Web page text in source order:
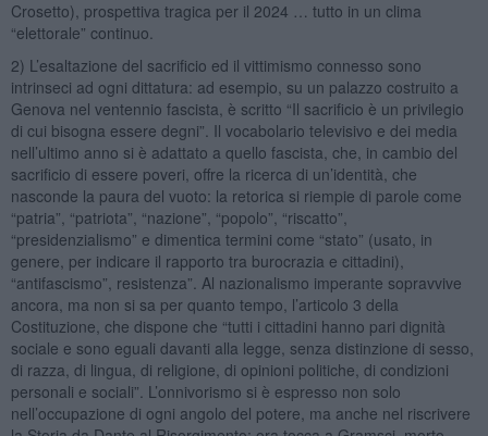
Crosetto), prospettiva tragica per il 2024 … tutto in un clima
“elettorale” continuo.
2) L’esaltazione del sacrificio ed il vittimismo connesso sono
intrinseci ad ogni dittatura: ad esempio, su un palazzo costruito a
Genova nel ventennio fascista, è scritto “Il sacrificio è un privilegio
di cui bisogna essere degni”. Il vocabolario televisivo e dei media
nell’ultimo anno si è adattato a quello fascista, che, in cambio del
sacrificio di essere poveri, offre la ricerca di un’identità, che
nasconde la paura del vuoto: la retorica si riempie di parole come
“patria”, “patriota”, “nazione”, “popolo”, “riscatto”,
“presidenzialismo” e dimentica termini come “stato” (usato, in
genere, per indicare il rapporto tra burocrazia e cittadini),
“antifascismo”, resistenza”. Al nazionalismo imperante sopravvive
ancora, ma non si sa per quanto tempo, l’articolo 3 della
Costituzione, che dispone che “tutti i cittadini hanno pari dignità
sociale e sono eguali davanti alla legge, senza distinzione di sesso,
di razza, di lingua, di religione, di opinioni politiche, di condizioni
personali e sociali”. L’onnivorismo si è espresso non solo
nell’occupazione di ogni angolo del potere, ma anche nel riscrivere